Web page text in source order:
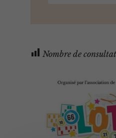
Nombre de